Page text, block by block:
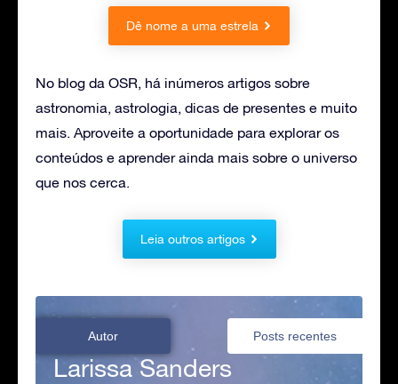
Dê nome a uma estrela
No blog da OSR, há inúmeros artigos sobre
astronomia, astrologia, dicas de presentes e muito
mais. Aproveite a oportunidade para explorar os
conteúdos e aprender ainda mais sobre o universo
que nos cerca.
Leia outros artigos
Autor Posts recentes
Larissa Sanders